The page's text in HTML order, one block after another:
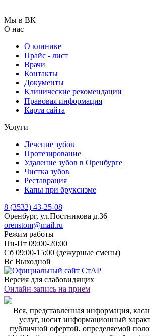
Мы в ВК
О нас
О клинике
Прайс - лист
Врачи
Контакты
Документы
Клинические рекомендации
Правовая информация
Карта сайта
Услуги
Лечение зубов
Протезирование
Удаление зубов в Оренбурге
Чистка зубов
Реставрация
Капы при бруксизме
8 (3532) 43-25-08
Оренбург, ул.Постникова д.36
orenstom@mail.ru
Режим работы
Пн-Пт 09:00-20:00
Сб 09:00-15:00 (дежурные смены)
Вс Выходной
Версия для слабовидящих
Онлайн-запись на прием
Вся, представленная информация,
услуг, носит информационный
публичной офертой, определяемой